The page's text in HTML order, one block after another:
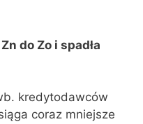
do Zo i spadła
kredytodawców
coraz mniejsze